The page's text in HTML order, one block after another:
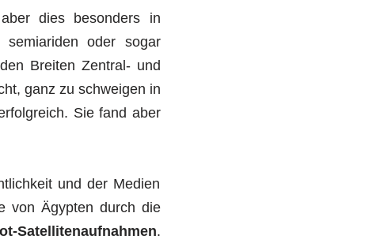
dies besonders in
oder sogar
Breiten Zentral- und
ganz zu schweigen in
Sie fand aber
und der Medien
von Ägypten durch die
Satellitenaufnahmen.